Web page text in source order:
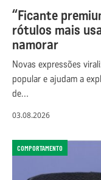
“Ficante
rótulos mais
namorar
Novas expressões
popular e ajudam a
de…
03.08.2026
COMPORTAMENTO